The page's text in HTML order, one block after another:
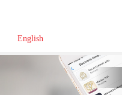
English